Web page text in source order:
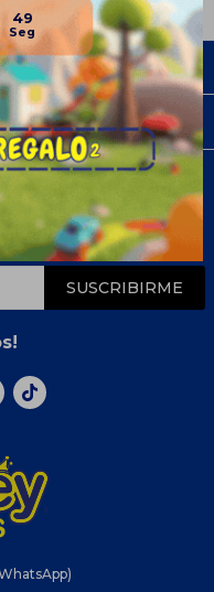
49
novedades!
SUSCRIBIRME